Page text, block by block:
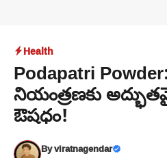
Health
Podapatri
నియంత్రణకు
ఔషధం!
Byviratnagendar